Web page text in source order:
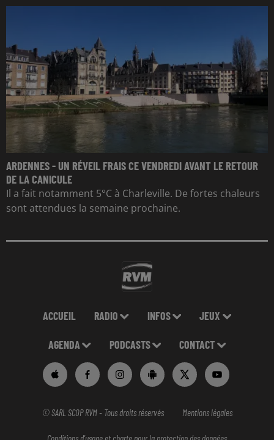
ARDENNES - UN RÉVEIL FRAIS CE VENDREDI AVANT LE RETOUR
DE LA CANICULE
Il a fait notamment 5°C à Charleville. De fortes chaleurs
sont attendues la semaine prochaine.
ACCUEIL RADIO INFOS JEUX
AGENDA PODCASTS CONTACT
© SARL SCOP RVM - Tous droits réservés Mentions légales